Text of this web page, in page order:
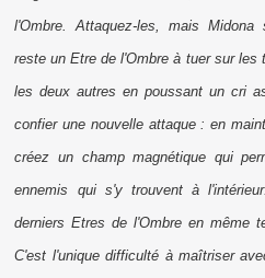
l'Ombre. Attaquez-les, mais
reste un Etre de l'Ombre à tuer sur
les deux autres en poussant un cri
confier une nouvelle attaque : en
créez un champ magnétique qui
ennemis qui s'y trouvent à
derniers Etres de l'Ombre en même
C'est l'unique difficulté à maîtriser